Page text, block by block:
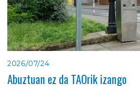
2026/07/24
Abuztuan ez da TAOrik izango